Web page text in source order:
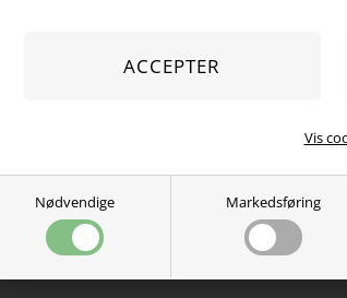
Nødvendige Markedsføring
Vis